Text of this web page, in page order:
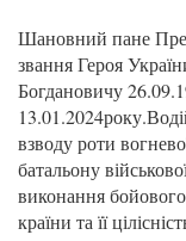
Шановний пане
звання Героя
Богдановичу
взводу роти
батальону
виконання
країни та її